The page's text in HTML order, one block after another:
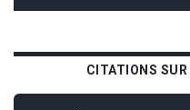
CITATIONS SUR